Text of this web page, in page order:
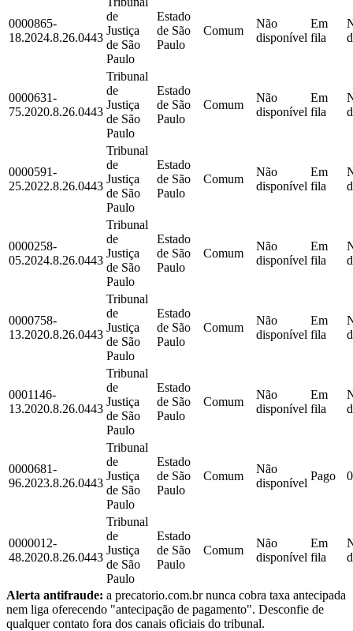
0000865-
18.2024.8.26.0443
de
Justiça
de São
Paulo
Estado
de São
Paulo
Comum
Não
disponível
Em
fila
0000631-
75.2020.8.26.0443
Tribunal
de
Justiça
de São
Paulo
Estado
de São
Paulo
Comum
Não
disponível
Em
fila
0000591-
25.2022.8.26.0443
Tribunal
de
Justiça
de São
Paulo
Estado
de São
Paulo
Comum
Não
disponível
Em
fila
0000258-
05.2024.8.26.0443
Tribunal
de
Justiça
de São
Paulo
Estado
de São
Paulo
Comum
Não
disponível
Em
fila
0000758-
13.2020.8.26.0443
Tribunal
de
Justiça
de São
Paulo
Estado
de São
Paulo
Comum
Não
disponível
Em
fila
0001146-
13.2020.8.26.0443
Tribunal
de
Justiça
de São
Paulo
Estado
de São
Paulo
Comum
Não
disponível
Em
fila
0000681-
96.2023.8.26.0443
Tribunal
de
Justiça
de São
Paulo
Estado
de São
Paulo
Comum
Não
disponível
Pago
0000012-
48.2020.8.26.0443
Tribunal
de
Justiça
de São
Paulo
Estado
de São
Paulo
Comum
Não
disponível
Em
fila
Alerta antifraude: a precatorio.com.br nunca cobra taxa antecipada
nem liga oferecendo "antecipação de pagamento". Desconfie de
qualquer contato fora dos canais oficiais do tribunal.